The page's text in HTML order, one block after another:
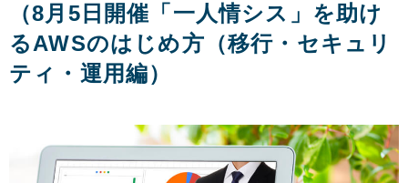
（8月5日開催「一人情シス」を助け
るAWSのはじめ方（移行・セキュリ
ティ・運用編）